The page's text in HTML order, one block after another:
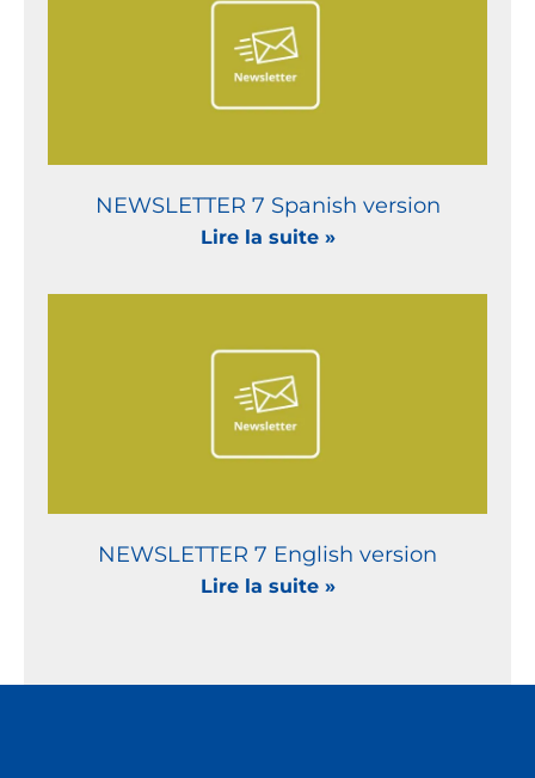
NEWSLETTER 7 Spanish version
Lire la suite »
NEWSLETTER 7 English version
Lire la suite »